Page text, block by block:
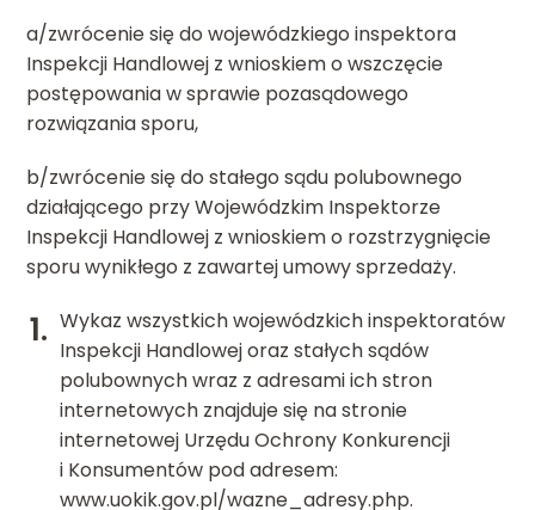
a/zwrócenie się do wojewódzkiego inspektora
Inspekcji Handlowej z wnioskiem o wszczęcie
postępowania w sprawie pozasądowego
rozwiązania sporu,
b/zwrócenie się do stałego sądu polubownego
działającego przy Wojewódzkim Inspektorze
Inspekcji Handlowej z wnioskiem o rozstrzygnięcie
sporu wynikłego z zawartej umowy sprzedaży.
Wykaz wszystkich wojewódzkich inspektoratów
Inspekcji Handlowej oraz stałych sądów
polubownych wraz z adresami ich stron
internetowych znajduje się na stronie
internetowej Urzędu Ochrony Konkurencji
i Konsumentów pod adresem:
www.uokik.gov.pl/wazne_adresy.php.